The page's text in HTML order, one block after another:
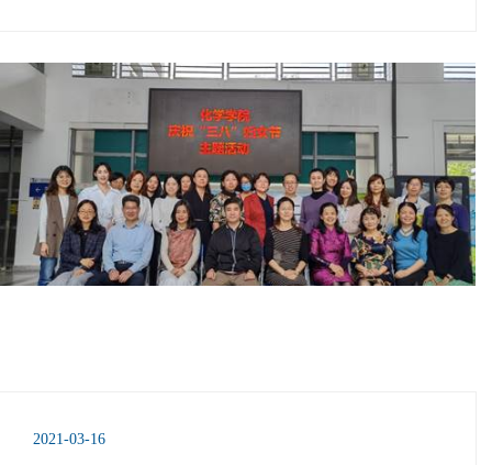
2021-03-16